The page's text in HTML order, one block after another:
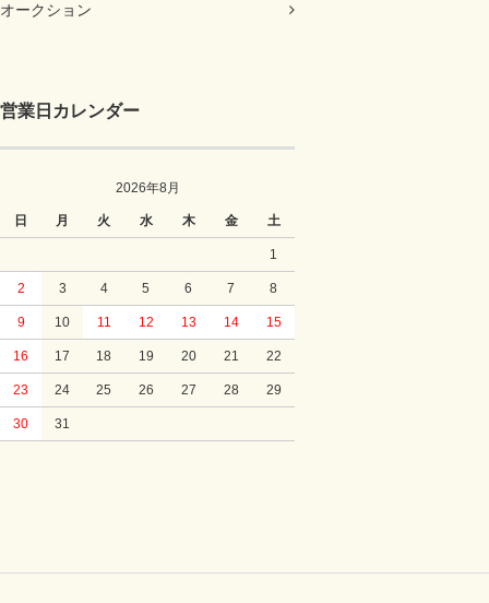
オークション
営業日カレンダー
2026年8月
日 月 火 水 木 金 土
1
2 3 4 5 6 7 8
9 10 11 12 13 14 15
16 17 18 19 20 21 22
23 24 25 26 27 28 29
30 31